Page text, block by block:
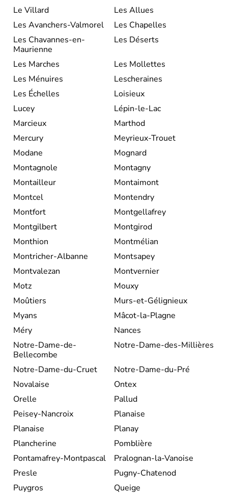
Le Villard
Les Allues
Les Avanchers-Valmorel
Les Chapelles
Les Chavannes-en-
Maurienne
Les Déserts
Les Marches
Les Mollettes
Les Ménuires
Lescheraines
Les Échelles
Loisieux
Lucey
Lépin-le-Lac
Marcieux
Marthod
Mercury
Meyrieux-Trouet
Modane
Mognard
Montagnole
Montagny
Montailleur
Montaimont
Montcel
Montendry
Montfort
Montgellafrey
Montgilbert
Montgirod
Monthion
Montmélian
Montricher-Albanne
Montsapey
Montvalezan
Montvernier
Motz
Mouxy
Moûtiers
Murs-et-Gélignieux
Myans
Mâcot-la-Plagne
Méry
Nances
Notre-Dame-de-
Bellecombe
Notre-Dame-des-Millières
Notre-Dame-du-Cruet
Notre-Dame-du-Pré
Novalaise
Ontex
Orelle
Pallud
Peisey-Nancroix
Planaise
Planaise
Planay
Plancherine
Pomblière
Pontamafrey-Montpascal
Pralognan-la-Vanoise
Presle
Pugny-Chatenod
Puygros
Queige